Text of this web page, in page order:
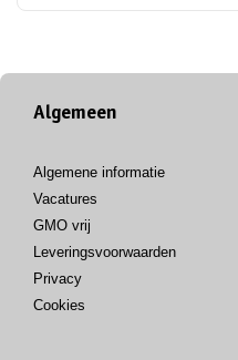
Algemeen
Algemene informatie
Vacatures
GMO vrij
Leveringsvoorwaarden
Privacy
Cookies